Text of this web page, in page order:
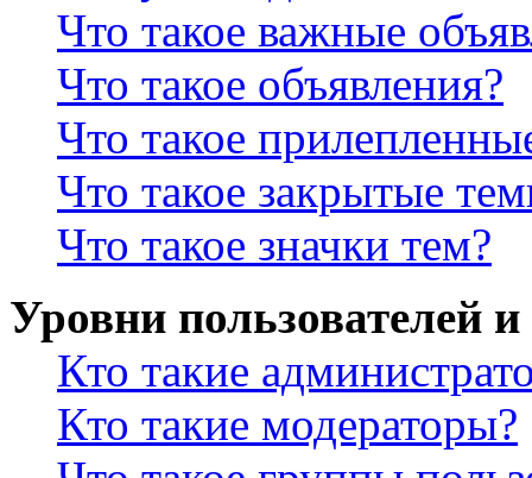
Что такое важные
Что такое объявления?
Что такое
Что такое закрытые
Что такое значки тем?
Уровни пользователей
Кто такие
Кто такие модераторы?